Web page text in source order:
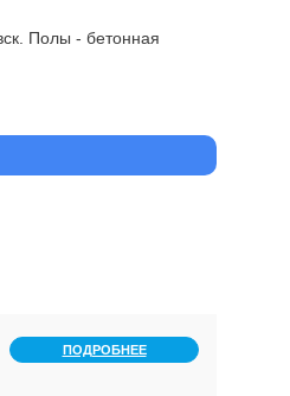
Полы - бетонная
ПОДРОБНЕЕ